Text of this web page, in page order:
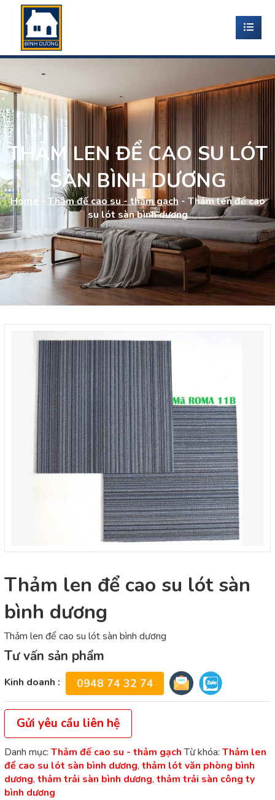
THẢM LEN ĐỂ CAO SU LÓT
SÀN BÌNH DƯƠNG
Home - Thảm đế cao su - thảm gạch - Thảm len để cao
su lót sàn bình dương
Thảm len để cao su lót sàn
bình dương
Thảm len để cao su lót sàn bình dương
Tư vấn sản phẩm
Kinh doanh : 0948 74 32 74
Gửi yêu cầu liên hệ
Danh mục: Thảm đế cao su - thảm gạch Từ khóa: Thảm len
để cao su lót sàn bình dương, thảm lót văn phòng bình
dương, thảm trải sàn bình dương, thảm trải sàn công ty
bình dương